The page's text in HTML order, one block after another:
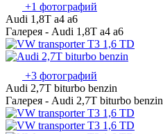
+1 фотографий
Audi 1,8T a4 a6
Галерея - Audi 1,8T a4 a6
+3 фотографий
Audi 2,7T biturbo benzin
Галерея - Audi 2,7T biturbo benzin